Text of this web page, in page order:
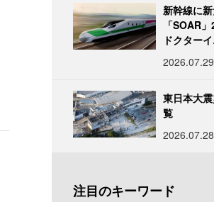
新幹線に
「SOAR
ドクター
2026.07.29
東日本大
覧
2026.07.28
注目のキーワード